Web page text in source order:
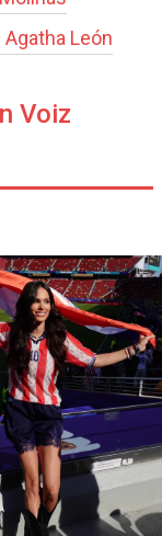
León
Voiz